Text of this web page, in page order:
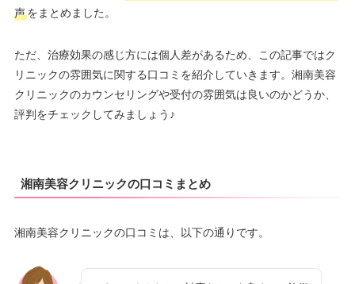
声をまとめました。
ただ、治療効果の感じ方には個人差があるため、この記事ではク
リニックの雰囲気に関する口コミを紹介していきます。湘南美容
クリニックのカウンセリングや受付の雰囲気は良いのかどうか、
評判をチェックしてみましょう♪
湘南美容クリニックの口コミまとめ
湘南美容クリニックの口コミは、以下の通りです。